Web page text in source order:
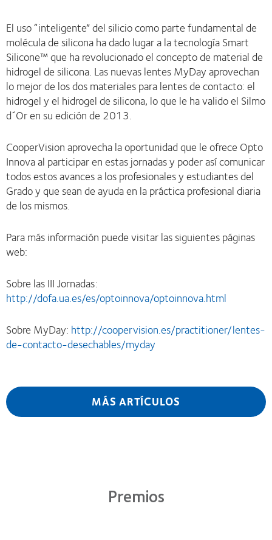
El uso “inteligente” del silicio como parte fundamental de
molécula de silicona ha dado lugar a la tecnología Smart
Silicone™ que ha revolucionado el concepto de material de
hidrogel de silicona. Las nuevas lentes MyDay aprovechan
lo mejor de los dos materiales para lentes de contacto: el
hidrogel y el hidrogel de silicona, lo que le ha valido el Silmo
d´Or en su edición de 2013.
CooperVision aprovecha la oportunidad que le ofrece Opto
Innova al participar en estas jornadas y poder así comunicar
todos estos avances a los profesionales y estudiantes del
Grado y que sean de ayuda en la práctica profesional diaria
de los mismos.
Para más información puede visitar las siguientes páginas
web:
Sobre las III Jornadas:
http://dofa.ua.es/es/optoinnova/optoinnova.html
Sobre MyDay: http://coopervision.es/practitioner/lentes-
de-contacto-desechables/myday
MÁS ARTÍCULOS
Premios